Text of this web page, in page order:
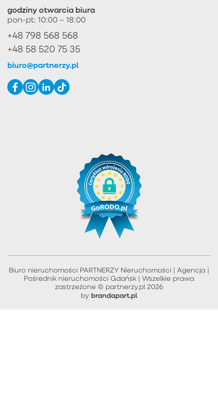
godziny otwarcia biura
pon-pt: 10:00 – 18:00
+48 798 568 568
+48 58 520 75 35
biuro@partnerzy.pl
Biuro nieruchomości PARTNERZY Nieruchomości | Agencja |
Pośrednik nieruchomości Gdańsk | Wszelkie prawa
zastrzeżone © partnerzy.pl 2026
by brandapart.pl